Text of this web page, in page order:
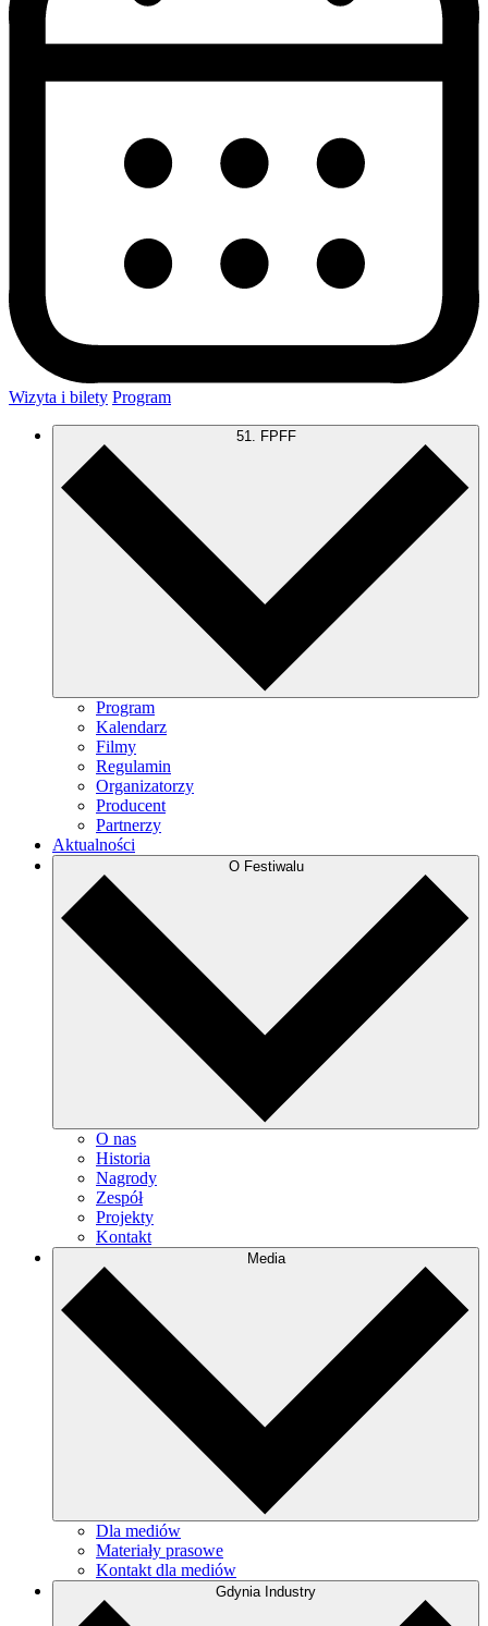
Wizyta i bilety Program
51. FPFF
Program
Kalendarz
Filmy
Regulamin
Organizatorzy
Producent
Partnerzy
Aktualności
O Festiwalu
O nas
Historia
Nagrody
Zespół
Projekty
Kontakt
Media
Dla mediów
Materiały prasowe
Kontakt dla mediów
Gdynia Industry